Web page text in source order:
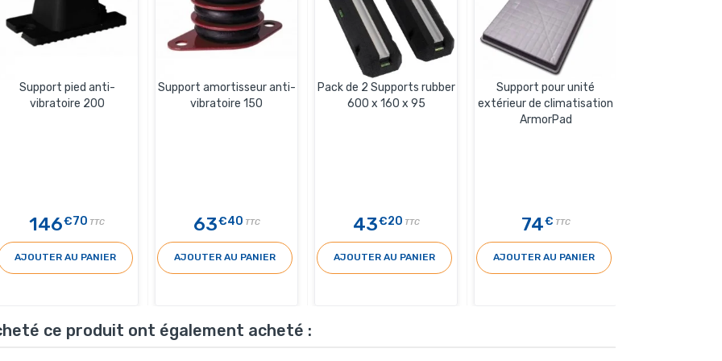
Support pied anti-
vibratoire 200
146€70 TTC
AJOUTER AU PANIER
Support amortisseur anti-
vibratoire 150
63€40 TTC
AJOUTER AU PANIER
Pack de 2 Supports rubber
600 x 160 x 95
43€20 TTC
AJOUTER AU PANIER
Support pour unité
extérieur de climatisation
ArmorPad
74€ TTC
AJOUTER AU PANIER
ce produit ont également acheté :